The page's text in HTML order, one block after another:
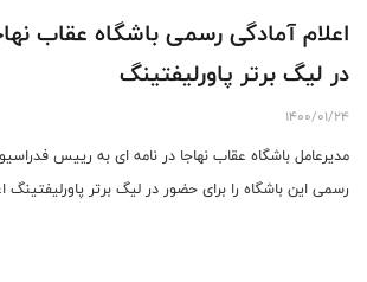
اعلام آمادگی رسمی باشگاه عقاب
در لیگ برتر پاورلیفتینگ
1400/01/24
مدیرعامل باشگاه عقاب نهاجا در نامه ای به رییس
رسمی این باشگاه را برای حضور در لیگ برتر پاورلیفتینگ